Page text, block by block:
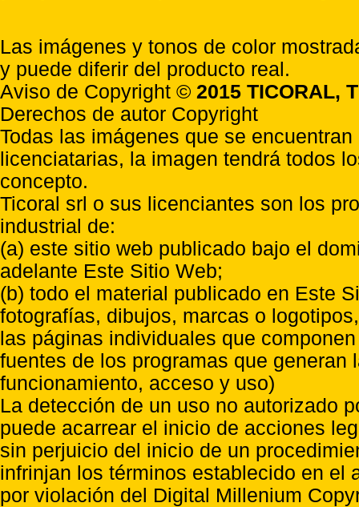
Las imágenes y tonos de color
y puede diferir del producto real.
Aviso de Copyright © 2015 TICORAL,
Derechos de autor Copyright
Todas las imágenes que se
licenciatarias, la imagen tendrá todos
concepto.
Ticoral srl o sus licenciantes son los
industrial de:
(a) este sitio web publicado bajo el
adelante Este Sitio Web;
(b) todo el material publicado en Este
fotografías, dibujos, marcas o
las páginas individuales que
fuentes de los programas que
funcionamiento, acceso y uso)
La detección de un uso no autorizado
puede acarrear el inicio de acciones
sin perjuicio del inicio de un
infrinjan los términos establecido en el
por violación del Digital Millenium